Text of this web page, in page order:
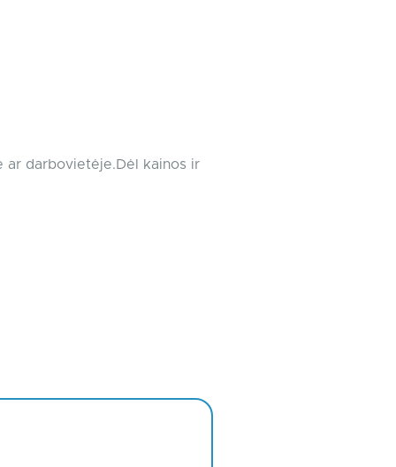
ar darbovietėje.Dėl kainos ir